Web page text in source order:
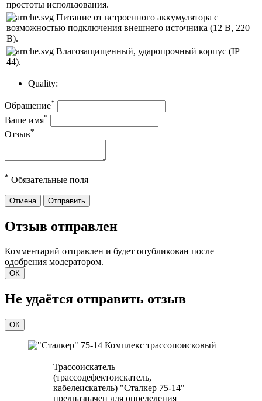
простоты использования.
Питание от встроенного аккумулятора с
возможностью подключения внешнего источника (12 В, 220
В).
Влагозащищенный, ударопрочный корпус (IP
44).
Quality:
Обращение*
Ваше имя*
Отзыв*
* Обязательные поля
Отмена Отправить
Отзыв отправлен
Комментарий отправлен и будет опубликован после
одобрения модератором.
ОК
Не удаётся отправить отзыв
ОК
Трассоискатель
(трассодефектоискатель,
кабелеискатель) "Сталкер 75-14"
предназначен для определения